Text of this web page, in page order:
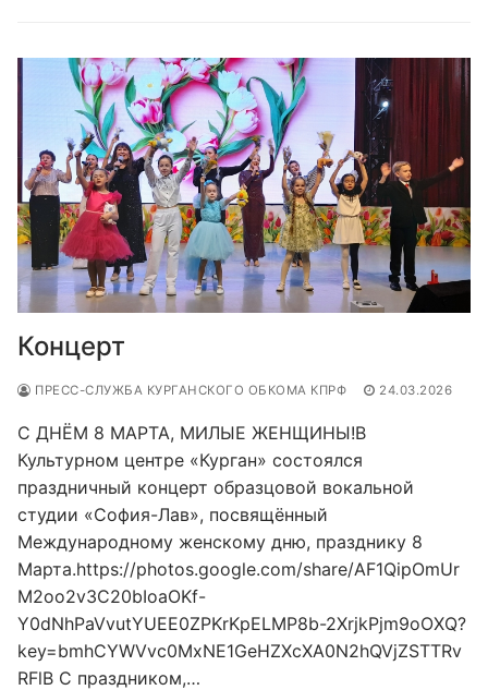
Концерт
ПРЕСС-СЛУЖБА КУРГАНСКОГО ОБКОМА КПРФ 24.03.2026
С ДНЁМ 8 МАРТА, МИЛЫЕ ЖЕНЩИНЫ!В
Культурном центре «Курган» состоялся
праздничный концерт образцовой вокальной
студии «София-Лав», посвящённый
Международному женскому дню, празднику 8
Марта.https://photos.google.com/share/AF1QipOmUr
M2oo2v3C20bIoaOKf-
Y0dNhPaVvutYUEE0ZPKrKpELMP8b-2XrjkPjm9oOXQ?
key=bmhCYWVvc0MxNE1GeHZXcXA0N2hQVjZSTTRv
RFlB С праздником,…